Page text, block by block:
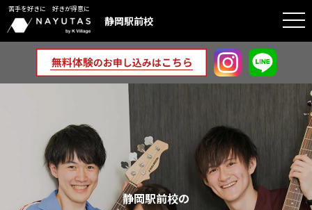
苦手を好きに 好きが得意に
静岡駅前校
静岡駅前校の